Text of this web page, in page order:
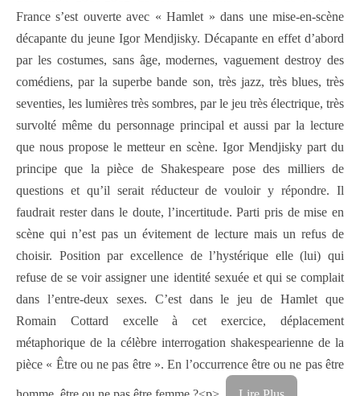
France s’est ouverte avec « Hamlet » dans une mise-en-scène
décapante du jeune Igor Mendjisky. Décapante en effet d’abord
par les costumes, sans âge, modernes, vaguement destroy des
comédiens, par la superbe bande son, très jazz, très blues, très
seventies, les lumières très sombres, par le jeu très électrique, très
survolté même du personnage principal et aussi par la lecture
que nous propose le metteur en scène. Igor Mendjisky part du
principe que la pièce de Shakespeare pose des milliers de
questions et qu’il serait réducteur de vouloir y répondre. Il
faudrait rester dans le doute, l’incertitude. Parti pris de mise en
scène qui n’est pas un évitement de lecture mais un refus de
choisir. Position par excellence de l’hystérique elle (lui) qui
refuse de se voir assigner une identité sexuée et qui se complait
dans l’entre-deux sexes. C’est dans le jeu de Hamlet que
Romain Cottard excelle à cet exercice, déplacement
métaphorique de la célèbre interrogation shakespearienne de la
pièce « Être ou ne pas être ». En l’occurrence être ou ne pas être